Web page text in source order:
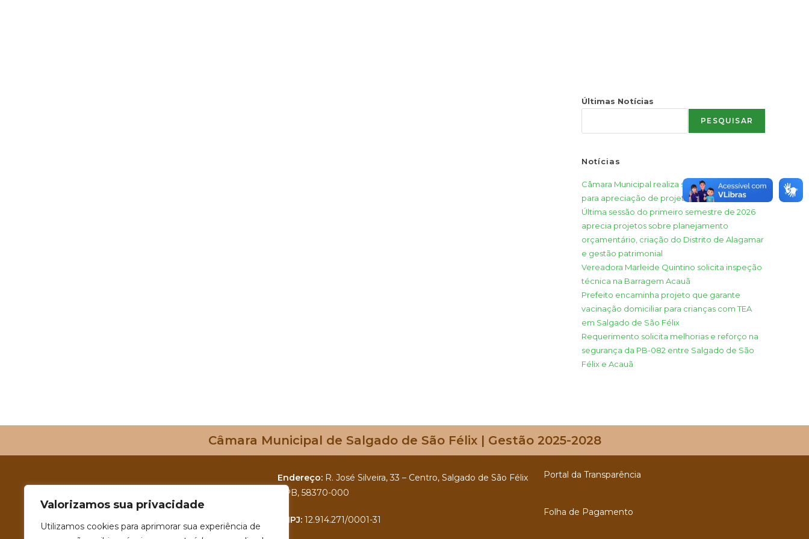
Valorizamos sua privacidade
Utilizamos cookies para aprimorar sua experiência de
Últimas Notícias
PESQUISAR
Notícias
Câmara Municipal realiza sessão extraordinária
para apreciação de projetos do Executivo
Última sessão do primeiro semestre de 2026
aprecia projetos sobre planejamento
orçamentário, criação do Distrito de Alagamar
e gestão patrimonial
Vereadora Marleide Quintino solicita inspeção
técnica na Barragem Acauã
Prefeito encaminha projeto que garante
vacinação domiciliar para crianças com TEA
em Salgado de São Félix
Requerimento solicita melhorias e reforço na
segurança da PB-082 entre Salgado de São
Félix e Acauã
Câmara Municipal de Salgado de São Félix | Gestão 2025-2028
Endereço: R. José Silveira, 33 – Centro, Salgado de São Félix
– PB, 58370-000
CNPJ:12.914.271/0001-31
Portal da Transparência
Folha de Pagamento